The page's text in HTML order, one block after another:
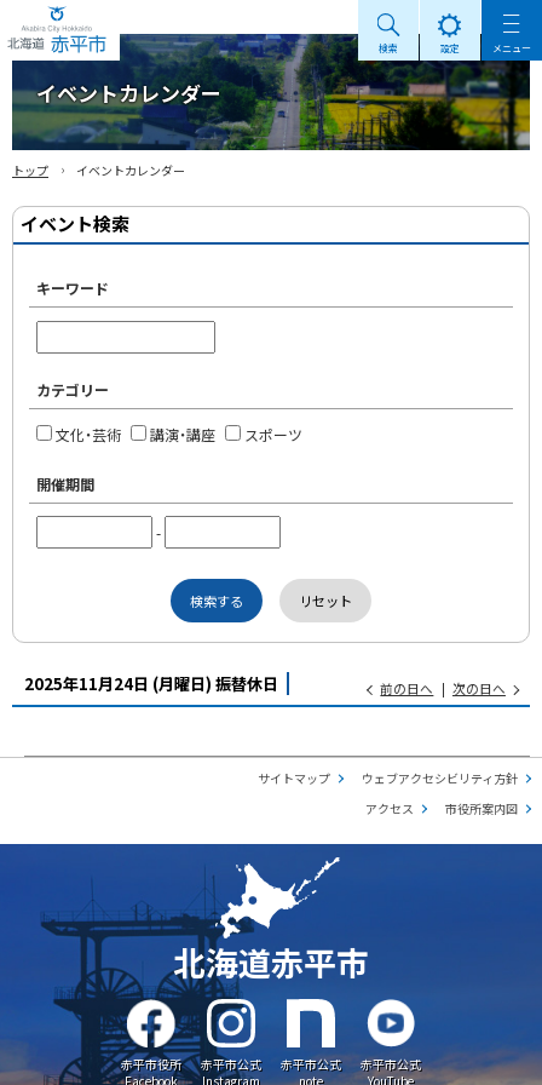
Akabira City Hokkaido 北海道 赤平市
検索 設定 メニュー
イベントカレンダー
トップ › イベントカレンダー
イベント検索
キーワード
カテゴリー
文化・芸術 講演・講座 スポーツ
開催期間
-
2025年11月24日 (月曜日) 振替休日 前の日へ 次の日へ
サイトマップ
ウェブアクセシビリティ方針
アクセス
市役所案内図
北海道赤平市
赤平市役所
Facebook
赤平市公式
Instagram
赤平市公式
note
赤平市公式
YouTube